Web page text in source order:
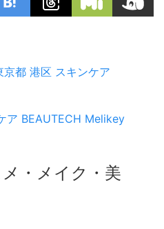
京都 港区 スキンケア
ア BEAUTECH Melikey
・メイク・美